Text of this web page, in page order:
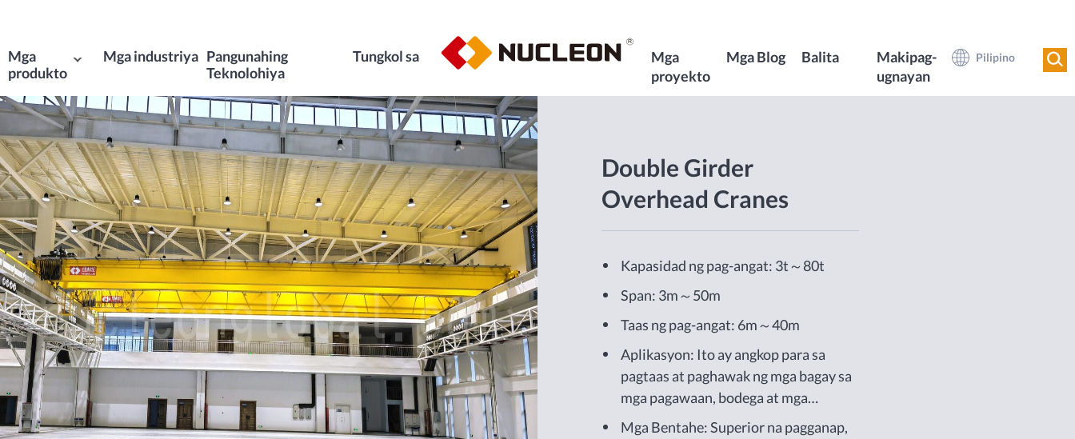
Mga
produkto
Mga industriya Pangunahing
Teknolohiya
Tungkol sa
Mga
proyekto
Mga Blog Balita
Makipag-
ugnayan
Pilipino
Double Girder
Overhead Cranes
Kapasidad ng pag-angat: 3t～80t
Span: 3m～50m
Taas ng pag-angat: 6m～40m
Aplikasyon: Ito ay angkop para sa
pagtaas at paghawak ng mga bagay sa
mga pagawaan, bodega at mga
istasyon ng kuryente.
Mga Bentahe: Superior na pagganap,